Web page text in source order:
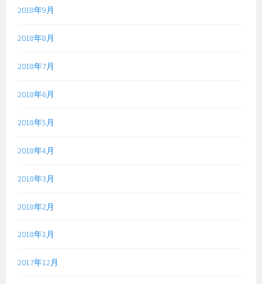
2018年9月
2018年8月
2018年7月
2018年6月
2018年5月
2018年4月
2018年3月
2018年2月
2018年1月
2017年12月